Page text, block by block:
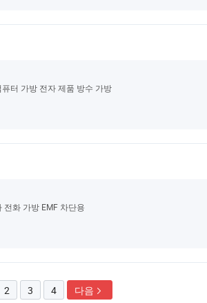
터 가방 전자 제품 방수 가방
전화 가방 EMF 차단용
2 3 4 다음 